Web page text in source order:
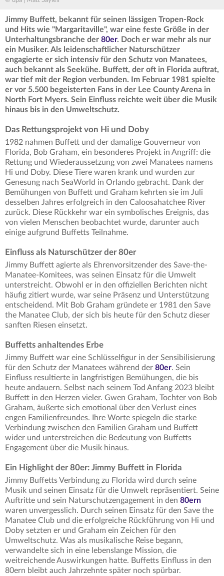
Jimmy Buffett, bekannt für seinen lässigen Tropen-Rock
und Hits wie "Margaritaville", war eine feste Größe in der
Unterhaltungsbranche der 80er. Doch er war mehr als nur
ein Musiker. Als leidenschaftlicher Naturschützer
engagierte er sich intensiv für den Schutz von Manatees,
auch bekannt als Seekühe. Buffett, der oft in Florida auftrat,
war tief mit der Region verbunden. Im Februar 1981 spielte
er vor 5.500 begeisterten Fans in der Lee County Arena in
North Fort Myers. Sein Einfluss reichte weit über die Musik
hinaus bis in den Umweltschutz.
Das Rettungsprojekt von Hi und Doby
1982 nahmen Buffett und der damalige Gouverneur von
Florida, Bob Graham, ein besonderes Projekt in Angriff: die
Rettung und Wiederaussetzung von zwei Manatees namens
Hi und Doby. Diese Tiere waren krank und wurden zur
Genesung nach SeaWorld in Orlando gebracht. Dank der
Bemühungen von Buffett und Graham kehrten sie im Juli
desselben Jahres erfolgreich in den Caloosahatchee River
zurück. Diese Rückkehr war ein symbolisches Ereignis, das
von vielen Menschen beobachtet wurde, darunter auch
einige aufgrund Buffetts Teilnahme.
Einfluss als Naturschützer der 80er
Jimmy Buffett agierte als Ehrenvorsitzender des Save-the-
Manatee-Komitees, was seinen Einsatz für die Umwelt
unterstreicht. Obwohl er in den offiziellen Berichten nicht
häufig zitiert wurde, war seine Präsenz und Unterstützung
entscheidend. Mit Bob Graham gründete er 1981 den Save
the Manatee Club, der sich bis heute für den Schutz dieser
sanften Riesen einsetzt.
Buffetts anhaltendes Erbe
Jimmy Buffett war eine Schlüsselfigur in der Sensibilisierung
für den Schutz der Manatees während der 80er. Sein
Einfluss resultierte in langfristigen Bemühungen, die bis
heute andauern. Selbst nach seinem Tod Anfang 2023 bleibt
Buffett in den Herzen vieler. Gwen Graham, Tochter von Bob
Graham, äußerte sich emotional über den Verlust eines
engen Familienfreundes. Ihre Worte spiegeln die starke
Verbindung zwischen den Familien Graham und Buffett
wider und unterstreichen die Bedeutung von Buffetts
Engagement über die Musik hinaus.
Ein Highlight der 80er: Jimmy Buffett in Florida
Jimmy Buffetts Verbindung zu Florida wird durch seine
Musik und seinen Einsatz für die Umwelt repräsentiert. Seine
Auftritte und sein Naturschutzengagement in den 80ern
waren unvergesslich. Durch seinen Einsatz für den Save the
Manatee Club und die erfolgreiche Rückführung von Hi und
Doby setzten er und Graham ein Zeichen für den
Umweltschutz. Was als musikalische Reise begann,
verwandelte sich in eine lebenslange Mission, die
weitreichende Auswirkungen hatte. Buffetts Einfluss in den
80ern bleibt auch Jahrzehnte später noch spürbar.